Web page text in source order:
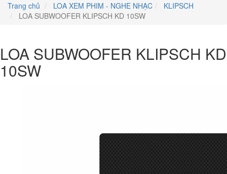
Trang chủ
LOA XEM PHIM - NGHE NHẠC
KLIPSCH
LOA SUBWOOFER KLIPSCH KD 10SW
LOA SUBWOOFER KLIPSCH KD
10SW